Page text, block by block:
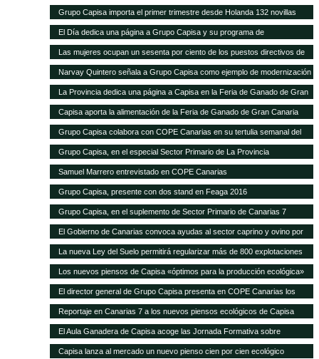
el consumidor local
Grupo Capisa importa el primer trimestre desde Holanda 132 novillas
frisonas de alta productividad
El Día dedica una página a Grupo Capisa y su programa de
Responsabilidad Social
Las mujeres ocupan un sesenta por ciento de los puestos directivos de
Grupo Capisa
Narvay Quintero señala a Grupo Capisa como ejemplo de modernización
e innovación en el Sector
La Provincia dedica una página a Capisa en la Feria de Ganado de Gran
Canaria
Capisa aporta la alimentación de la Feria de Ganado de Gran Canaria
Grupo Capisa colabora con COPE Canarias en su tertulia semanal del
Sector Primario
Grupo Capisa, en el especial Sector Primario de La Provincia
Samuel Marrero entrevistado en COPE Canarias
Grupo Capisa, presente con dos stand en Feaga 2016
Grupo Capisa, en el suplemento de Sector Primario de Canarias 7
El Gobierno de Canarias convoca ayudas al sector caprino y ovino por
seis millones de euros
La nueva Ley del Suelo permitirá regularizar más de 800 explotaciones
agrícolas y ganaderas
Los nuevos piensos de Capisa «óptimos para la producción ecológica»
El director general de Grupo Capisa presenta en COPE Canarias los
nuevos piensos ecológicos
Reportaje en Canarias 7 a los nuevos piensos ecológicos de Capisa
El Aula Ganadera de Capisa acoge las Jornada Formativa sobre
Avicultura de Puesta
Capisa lanza al mercado un nuevo pienso cien por cien ecológico